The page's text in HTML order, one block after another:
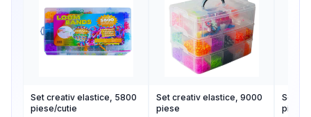
Set creativ elastice, 5800
piese/cutie
Set creativ elastice, 9000
piese
Set
piese,